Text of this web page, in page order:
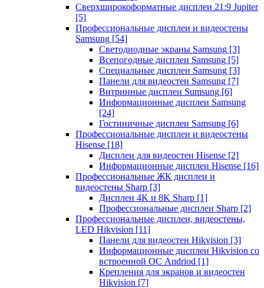
Сверхширокоформатные дисплеи 21:9 Jupiter
[5]
Профессиональные дисплеи и видеостены
Samsung [54]
Светодиодные экраны Samsung [3]
Всепогодные дисплеи Samsung [5]
Специальные дисплеи Samsung [3]
Панели для видеостен Samsung [7]
Витринные дисплеи Sumsung [6]
Информационные дисплеи Samsung
[24]
Гостиничные дисплеи Samsung [6]
Профессиональные дисплеи и видеостены
Hisense [18]
Дисплеи для видеостен Hisense [2]
Информационные дисплеи Hisense [16]
Профессиональные ЖК дисплеи и
видеостены Sharp [3]
Дисплеи 4K и 8K Sharp [1]
Профессиональные дисплеи Sharp [2]
Профессиональные дисплеи, видеостены,
LED Hikvision [11]
Панели для видеостен Hikvision [3]
Информационные дисплеи Hikvision со
встроенной ОС Andriod [1]
Крепления для экранов и видеостен
Hikvision [7]